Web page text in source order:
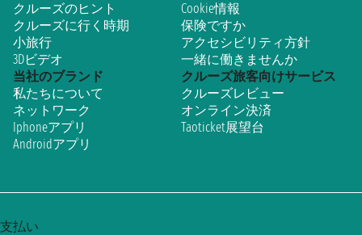
クルーズのヒント
クルーズに行く時期
小旅行
3Dビデオ
Cookie情報
保険ですか
アクセシビリティ方針
一緒に働きませんか
当社のブランド
私たちについて
ネットワーク
Iphoneアプリ
Androidアプリ
クルーズ旅客向けサービス
クルーズレビュー
オンライン決済
Taoticket展望台
支払い